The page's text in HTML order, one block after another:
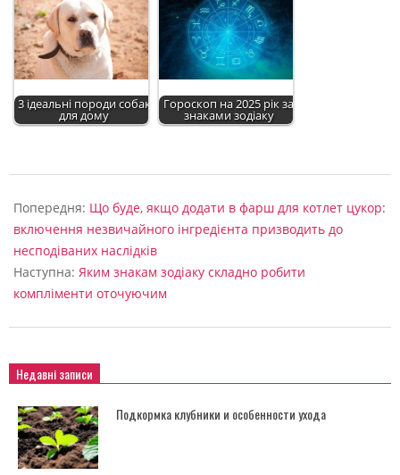
3 ідеальні породи собак
для дому
Гороскоп на 2025 рік за
знаками зодіаку
09-
04
Попередня: Що буде, якщо додати в фарш для котлет цукор:
включення незвичайного інгредієнта призводить до
несподіваних наслідків
Наступна: Яким знакам зодіаку складно робити
компліменти оточуючим
Недавні записи
Подкормка клубники и особенности ухода